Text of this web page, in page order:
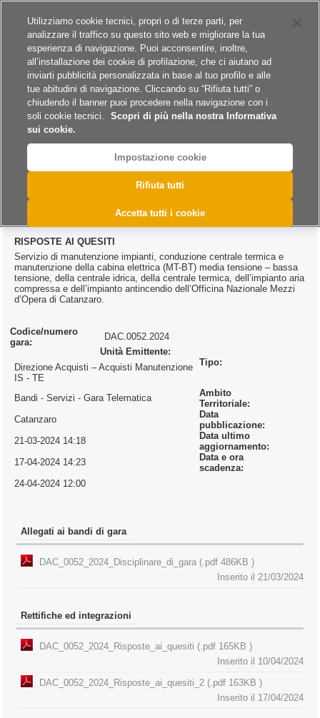
A
DAC.0052.2024
RISPOSTE AI QUESITI
Servizio di manutenzione impianti, conduzione centrale termica e
manutenzione della cabina elettrica (MT-BT) media tensione – bassa
tensione, della centrale idrica, della centrale termica, dell’impianto aria
compressa e dell’impianto antincendio dell’Officina Nazionale Mezzi
d’Opera di Catanzaro.
Codice/numero
gara:
DAC.0052.2024
Unità Emittente:
Direzione Acquisti – Acquisti Manutenzione
IS - TE
Tipo:
Bandi - Servizi- Gara Telematica
Ambito
Territoriale:
Catanzaro
Data
pubblicazione:
21-03-2024 14:18
Data ultimo
aggiornamento:
17-04-2024 14:23
Data e ora
scadenza:
24-04-2024 12:00
Allegati ai bandi di gara
DAC_0052_2024_Disciplinare_di_gara (.pdf 486KB )
Inserito il 21/03/2024
Rettifiche ed integrazioni
DAC_0052_2024_Risposte_ai_quesiti (.pdf 165KB )
Inserito il 10/04/2024
DAC_0052_2024_Risposte_ai_quesiti_2 (.pdf 163KB )
Inserito il 17/04/2024
Utilizziamo cookie tecnici, propri o di terze parti, per
analizzare il traffico su questo sito web e migliorare la tua
esperienza di navigazione. Puoi acconsentire, inoltre,
all’installazione dei cookie di profilazione, che ci aiutano ad
inviarti pubblicità personalizzata in base al tuo profilo e alle
tue abitudini di navigazione. Cliccando su “Rifiuta tutti” o
chiudendo il banner puoi procedere nella navigazione con i
soli cookie tecnici.
Scopri di più nella nostra Informativa
sui cookie.
Impostazione cookie
Rifiuta tutti
Accetta tutti i cookie